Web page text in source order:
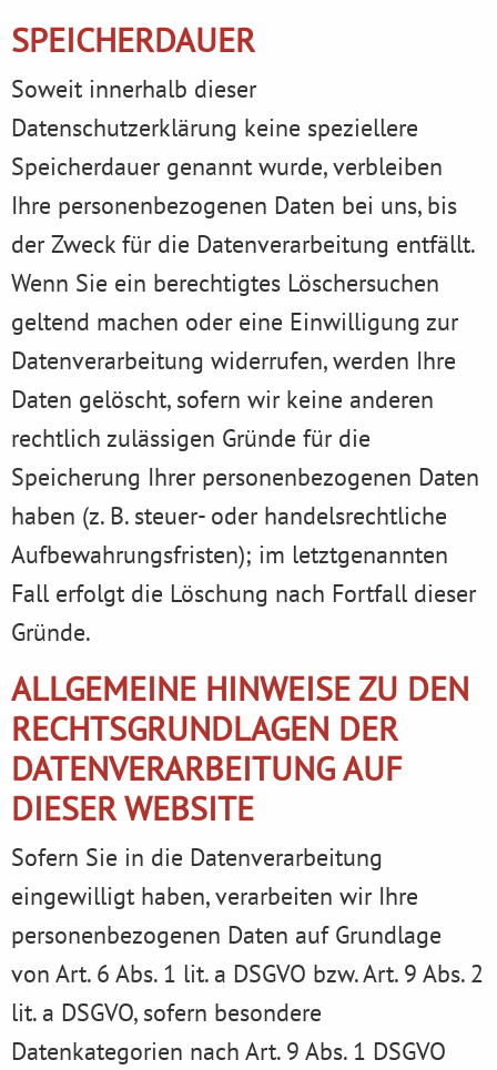
SPEICHERDAUER
Soweit innerhalb dieser
Datenschutzerklärung keine speziellere
Speicherdauer genannt wurde, verbleiben
Ihre personenbezogenen Daten bei uns, bis
der Zweck für die Datenverarbeitung entfällt.
Wenn Sie ein berechtigtes Löschersuchen
geltend machen oder eine Einwilligung zur
Datenverarbeitung widerrufen, werden Ihre
Daten gelöscht, sofern wir keine anderen
rechtlich zulässigen Gründe für die
Speicherung Ihrer personenbezogenen Daten
haben (z. B. steuer- oder handelsrechtliche
Aufbewahrungsfristen); im letztgenannten
Fall erfolgt die Löschung nach Fortfall dieser
Gründe.
ALLGEMEINE HINWEISE ZU DEN
RECHTSGRUNDLAGEN DER
DATENVERARBEITUNG AUF
DIESER WEBSITE
Sofern Sie in die Datenverarbeitung
eingewilligt haben, verarbeiten wir Ihre
personenbezogenen Daten auf Grundlage
von Art. 6 Abs. 1 lit. a DSGVO bzw. Art. 9 Abs. 2
lit. a DSGVO, sofern besondere
Datenkategorien nach Art. 9 Abs. 1 DSGVO